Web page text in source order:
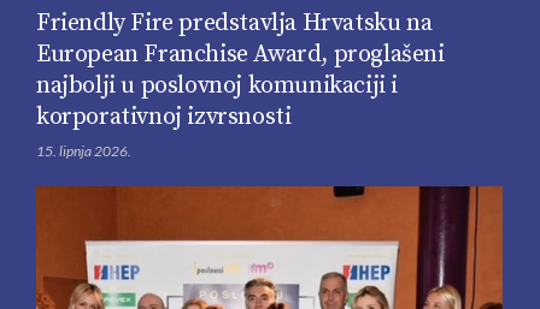
Friendly Fire predstavlja Hrvatsku na
European Franchise Award, proglašeni
najbolji u poslovnoj komunikaciji i
korporativnoj izvrsnosti
15. lipnja 2026.